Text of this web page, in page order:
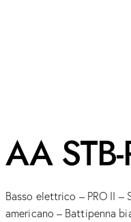
AA STB-
Basso elettrico – PRO II –
americano – Battipenna